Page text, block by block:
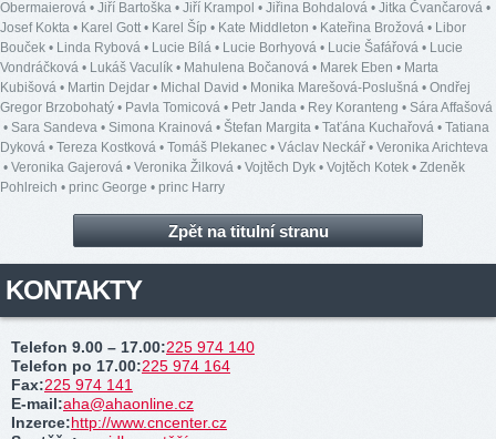
Obermaierová • Jiří Bartoška • Jiří Krampol • Jiřina Bohdalová • Jitka Čvančarová •
Josef Kokta • Karel Gott • Karel Šíp • Kate Middleton • Kateřina Brožová • Libor
Bouček • Linda Rybová • Lucie Bílá • Lucie Borhyová • Lucie Šafářová • Lucie
Vondráčková • Lukáš Vaculík • Mahulena Bočanová • Marek Eben • Marta
Kubišová • Martin Dejdar • Michal David • Monika Marešová-Poslušná • Ondřej
Gregor Brzobohatý • Pavla Tomicová • Petr Janda • Rey Koranteng • Sára Affašová
• Sara Sandeva • Simona Krainová • Štefan Margita • Taťána Kuchařová • Tatiana
Dyková • Tereza Kostková • Tomáš Plekanec • Václav Neckář • Veronika Arichteva
• Veronika Gajerová • Veronika Žilková • Vojtěch Dyk • Vojtěch Kotek • Zdeněk
Pohlreich • princ George • princ Harry
Zpět na titulní stranu
KONTAKTY
Telefon 9.00 – 17.00:225 974 140
Telefon po 17.00:225 974 164
Fax:225 974 141
E-mail:aha@ahaonline.cz
Inzerce:http://www.cncenter.cz